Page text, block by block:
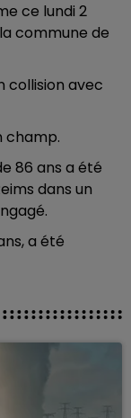
ce lundi 2
commune de
collision avec
champ.
86 ans a été
dans un
a été